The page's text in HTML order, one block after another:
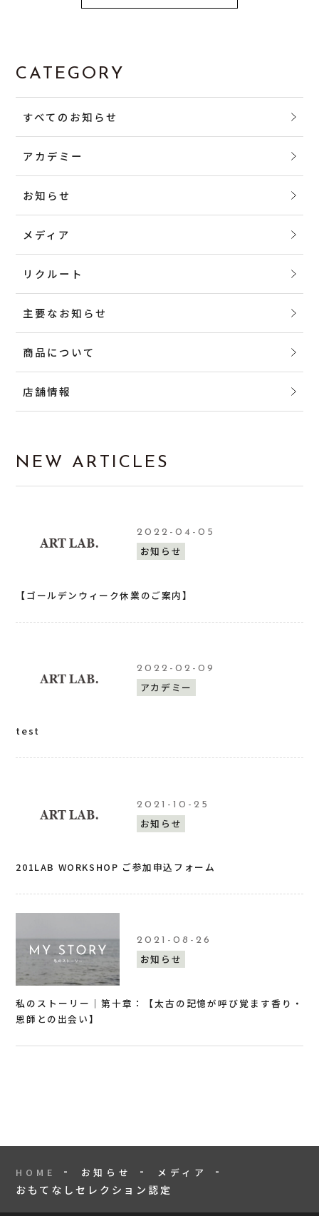
CATEGORY
すべてのお知らせ
アカデミー
お知らせ
メディア
リクルート
主要なお知らせ
商品について
店舗情報
NEW ARTICLES
2022-04-05
お知らせ
【ゴールデンウィーク休業のご案内】
2022-02-09
アカデミー
test
2021-10-25
お知らせ
201LAB WORKSHOP ご参加申込フォーム
2021-08-26
お知らせ
私のストーリー｜第十章：【太古の記憶が呼び覚ます香り・
恩師との出会い】
HOME お知らせ メディア
おもてなしセレクション認定